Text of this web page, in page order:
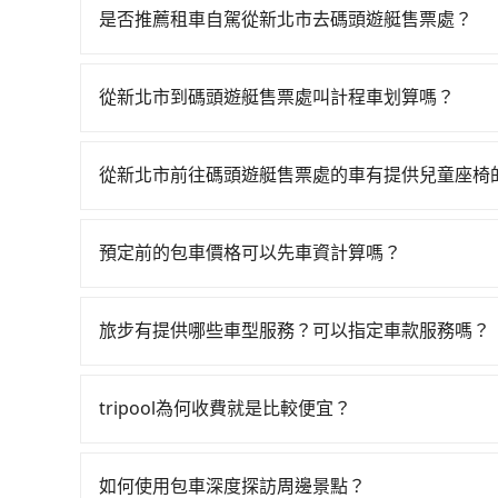
有91班次高鐵可搭乘。假設從新北市新莊區前往
鐘、車費2,500元後，抵達碼頭遊艇售票處 (南投
費12分鐘在轉乘與等車上，現在還不馬上來預約
是否推薦租車自駕從新北市去碼頭遊艇售票處？
天就要來回，那在新北路邊可隨租隨借的iRent應
時40元路邊停車費用預估進去，但額外的汽車保
的車門仍未被修理，每一次租車都好像在開樂透
點仍有段距離，在遇到下雨天或者載行李時，就顯
從新北市到碼頭遊艇售票處叫計程車划算嗎？
到車，也可考慮打電話至興家計程車等叫車看看
到碼頭遊艇售票處的最佳選擇。
從新北市前往碼頭遊艇售票處的車有提供兒童座椅
全帶，則需使用嬰兒/兒童座椅或輔以增高墊。如
預定前的包車價格可以先車資計算嗎？
旅步有提供哪些車型服務？可以指定車款服務嗎？
專人回覆您。
tripool為何收費就是比較便宜？
為司機素質比較差、車上會有煙味、或者車齡過
如何使用包車深度探訪周邊景點？